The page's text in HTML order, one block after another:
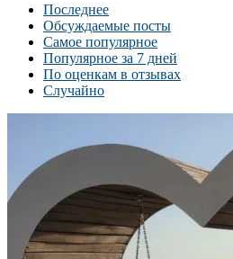
Последнее
Обсуждаемые посты
Самое популярное
Популярное за 7 дней
По оценкам в отзывах
Случайно